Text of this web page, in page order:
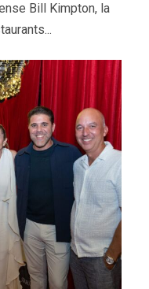
Bill Kimpton, la